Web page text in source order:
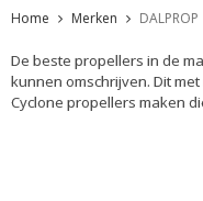
Home Merken DALPROP
De beste propellers in de
kunnen omschrijven. Dit
Cyclone propellers maken